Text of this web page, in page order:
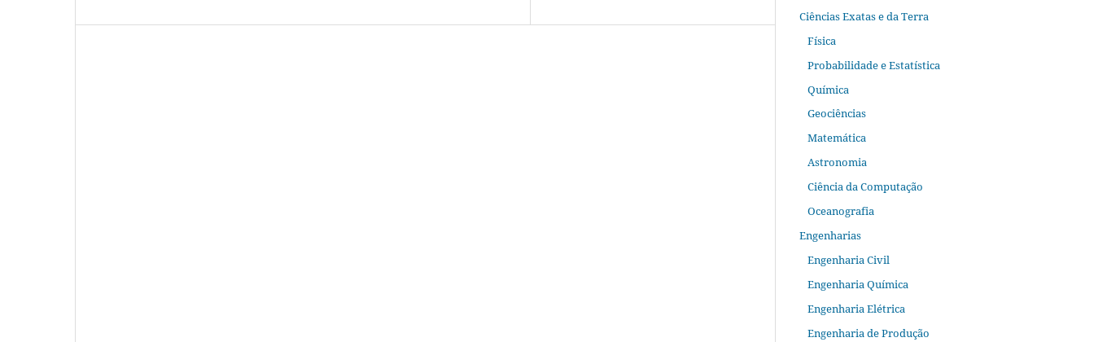
Ciências Exatas e da Terra
Física
Probabilidade e Estatística
Química
Geociências
Matemática
Astronomia
Ciência da Computação
Oceanografia
Engenharias
Engenharia Civil
Engenharia Química
Engenharia Elétrica
Engenharia de Produção